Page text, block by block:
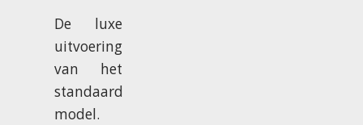
De luxe
uitvoering
van het
standaard
model.